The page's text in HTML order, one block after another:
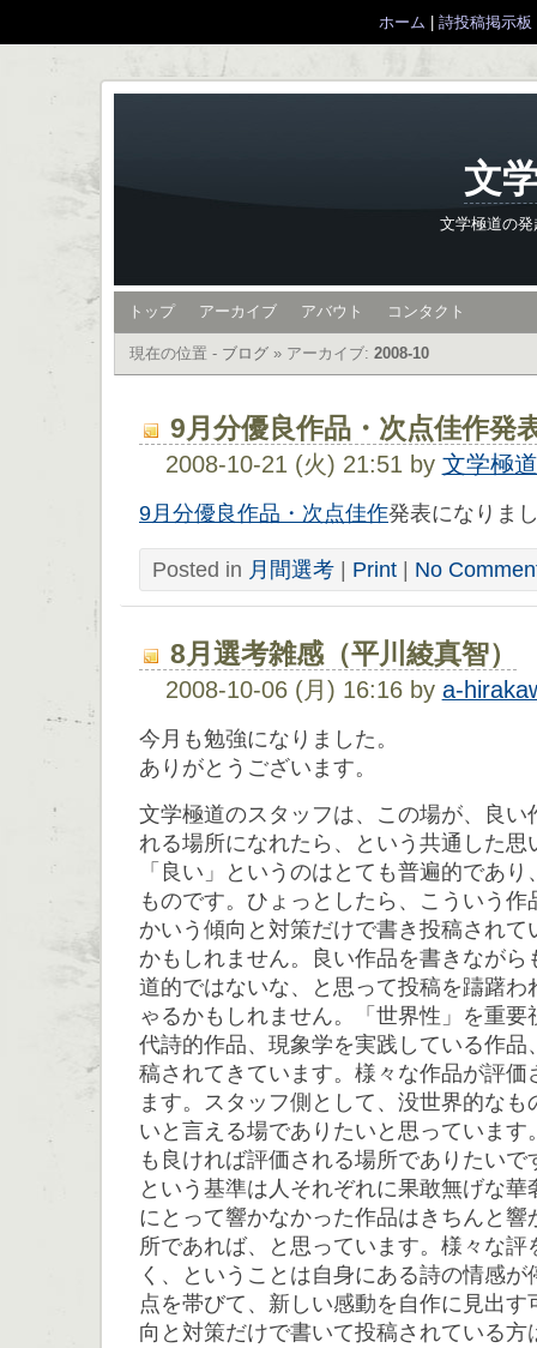
ホーム 詩投稿掲示板
文
文学極道の
トップ アーカイブ アバウト コンタクト
現在の位置 - ブログ » アーカイブ: 2008-10
9月分優良作品・次点佳作発
2008-10-21 (火) 21:51 by 文学極
9月分優良作品・次点佳作発表になりま
Posted in 月間選考 Print No
8月選考雑感（平川綾真智）
2008-10-06 (月) 16:16 by a-
今月も勉強になりました。
ありがとうございます。
文学極道のスタッフは、この場が、良い
れる場所になれたら、という共通した思
「良い」というのはとても普遍的であ
ものです。ひょっとしたら、こういう
かいう傾向と対策だけで書き投稿されて
かもしれません。良い作品を書きながら
道的ではないな、と思って投稿を躊躇わ
ゃるかもしれません。「世界性」を重
代詩的作品、現象学を実践している作品
稿されてきています。様々な作品が評価
ます。スタッフ側として、没世界的な
いと言える場でありたいと思っています
も良ければ評価される場所でありたい
という基準は人それぞれに果敢無げな
にとって響かなかった作品はきちんと響
所であれば、と思っています。様々な評
く、ということは自身にある詩の情感
点を帯びて、新しい感動を自作に見出
向と対策だけで書いて投稿されている方